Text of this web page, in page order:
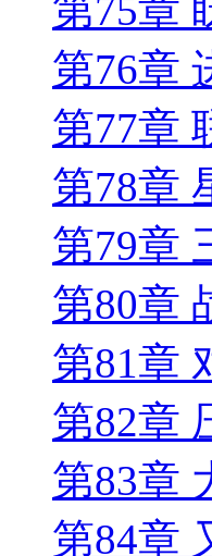
第75章
第76章
第77章
第78章
第79章
第80章
第81章
第82章
第83章
第84章